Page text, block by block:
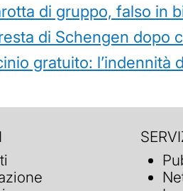
di gruppo, falso in
di Schengen dopo
gratuito: l’indennità